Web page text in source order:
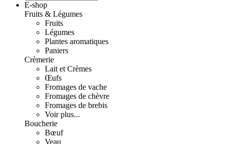
E-shop
Fruits & Légumes
Fruits
Légumes
Plantes aromatiques
Paniers
Crèmerie
Lait et Crèmes
Œufs
Fromages de vache
Fromages de chèvre
Fromages de brebis
Voir plus...
Boucherie
Bœuf
Veau